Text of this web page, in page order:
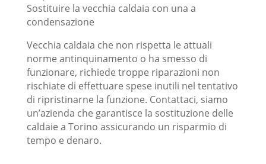
Sostituire la vecchia caldaia con una a
condensazione
Vecchia caldaia che non rispetta le attuali
norme antinquinamento o ha smesso di
funzionare, richiede troppe riparazioni non
rischiate di effettuare spese inutili nel tentativo
di ripristinarne la funzione. Contattaci, siamo
un’azienda che garantisce la sostituzione delle
caldaie a Torino assicurando un risparmio di
tempo e denaro.